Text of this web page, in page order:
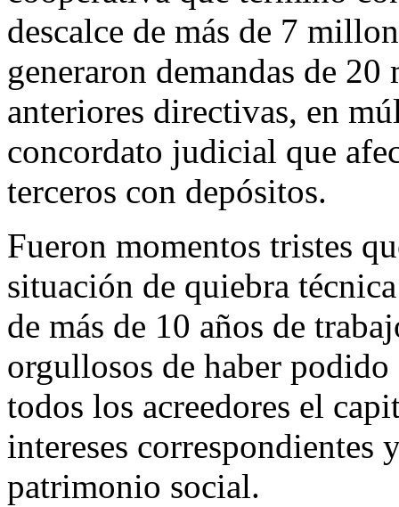
descalce de más de 7
generaron demandas de
anteriores directivas, en
concordato judicial que
terceros con depósitos.
Fueron momentos tristes
situación de quiebra
de más de 10 años de
orgullosos de haber
todos los acreedores el
intereses correspondientes
patrimonio social.